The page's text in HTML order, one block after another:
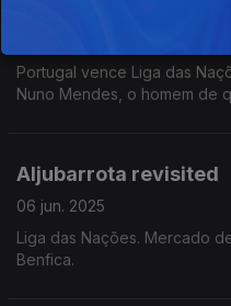
Portugal vence Liga das
Nuno Mendes, o homem de
Aljubarrota revisited
06 jun. 2025
Liga das Nações. Mercado
Benfica.